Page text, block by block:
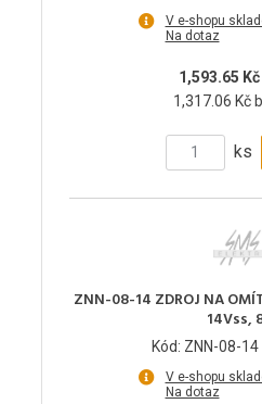
V e-shopu
Na dotaz
1,593.65 Kč
1,317.06 Kč
ks
ZNN-08-14 ZDROJ NA
14Vss,
Kód: ZNN-08-14
V e-shopu
Na dotaz